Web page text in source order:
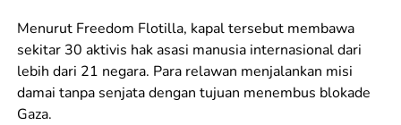
Menurut Freedom Flotilla, kapal tersebut membawa
sekitar 30 aktivis hak asasi manusia internasional dari
lebih dari 21 negara. Para relawan menjalankan misi
damai tanpa senjata dengan tujuan menembus blokade
Gaza.